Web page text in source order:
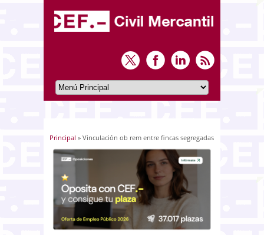
Usted está aquí
Principal » Vinculación ob rem entre fincas segregadas